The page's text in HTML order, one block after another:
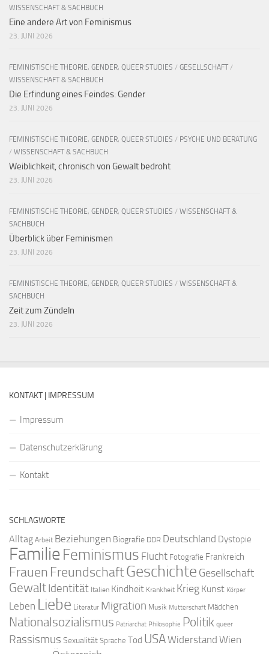
WISSENSCHAFT & SACHBUCH
Eine andere Art von Feminismus
23. JUNI 2026
FEMINISTISCHE THEORIE, GENDER, QUEER STUDIES / GESELLSCHAFT /
WISSENSCHAFT & SACHBUCH
Die Erfindung eines Feindes: Gender
23. JUNI 2026
FEMINISTISCHE THEORIE, GENDER, QUEER STUDIES / PSYCHE UND BERATUNG
/ WISSENSCHAFT & SACHBUCH
Weiblichkeit, chronisch von Gewalt bedroht
23. JUNI 2026
FEMINISTISCHE THEORIE, GENDER, QUEER STUDIES / WISSENSCHAFT &
SACHBUCH
Überblick über Feminismen
23. JUNI 2026
FEMINISTISCHE THEORIE, GENDER, QUEER STUDIES / WISSENSCHAFT &
SACHBUCH
Zeit zum Zündeln
23. JUNI 2026
KONTAKT | IMPRESSUM
Impressum
Datenschutzerklärung
Kontakt
SCHLAGWORTE
Alltag Arbeit Beziehungen Biografie DDR Deutschland Dystopie
FamilieFeminismus Flucht Fotografie Frankreich
Frauen FreundschaftGeschichte Gesellschaft
GewaltIdentität Italien Kindheit Krankheit Krieg Kunst Körper
Leben Liebe Literatur Migration Musik Mutterschaft Mädchen
Nationalsozialismus Patriarchat Philosophie Politik queer
Rassismus SexualitätSprache Tod USAWiderstand Wien